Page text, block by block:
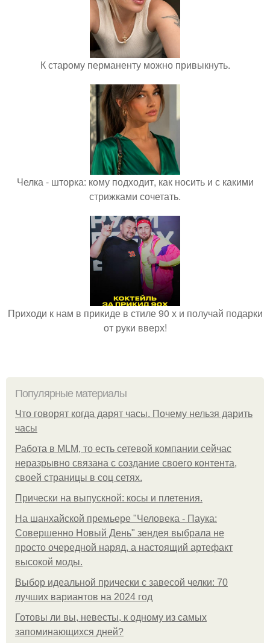
К старому перманенту можно привыкнуть.
Челка - шторка: кому подходит, как носить и с какими
стрижками сочетать.
Приходи к нам в прикиде в стиле 90 х и получай подарки
от руки вверх!
Популярные материалы
Что говорят когда дарят часы. Почему нельзя дарить
часы
Работа в MLM, то есть сетевой компании сейчас
неразрывно связана с создание своего контента,
своей страницы в соц сетях.
Прически на выпускной: косы и плетения.
На шанхайской премьере "Человека - Паука:
Совершенно Новый День" зендея выбрала не
просто очередной наряд, а настоящий артефакт
высокой моды.
Выбор идеальной прически с завесой челки: 70
лучших вариантов на 2024 год
Готовы ли вы, невесты, к одному из самых
запоминающихся дней?